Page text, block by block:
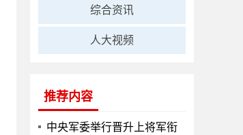
综合资讯
人大视频
推荐内容
中央军委举行晋升上将军衔